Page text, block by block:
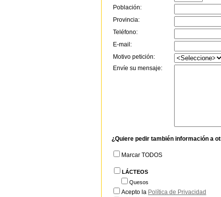
Población:
Provincia:
Teléfono:
E-mail:
Motivo petición:
Envíe su mensaje:
¿Quiere pedir también información a
Marcar TODOS
LÁCTEOS
Quesos
Acepto la Política de Privacidad